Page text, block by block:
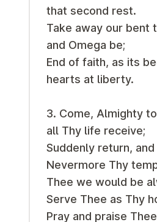
that second rest.
Take away our bent
and Omega be;
End of faith, as its
hearts at liberty.
3. Come, Almighty
all Thy life receive;
Suddenly return,
Nevermore Thy
Thee we would be
Serve Thee as Thy
Pray and praise